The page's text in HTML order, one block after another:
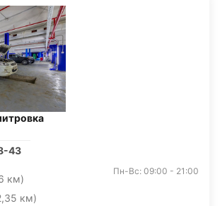
43
км)
км)
Пн-Вс: 09:00 - 21:00